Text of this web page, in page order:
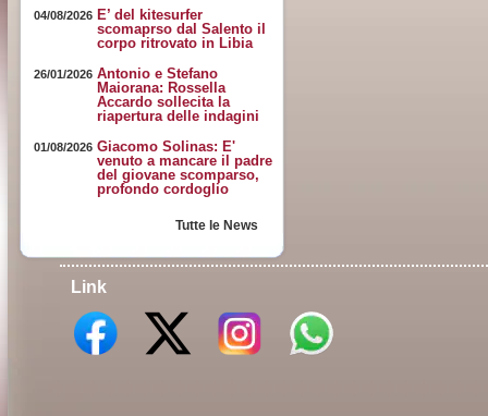
04/08/2026 E’ del kitesurfer
scomaprso dal Salento il
corpo ritrovato in Libia
26/01/2026 Antonio e Stefano
Maiorana: Rossella
Accardo sollecita la
riapertura delle indagini
01/08/2026 Giacomo Solinas: E'
venuto a mancare il padre
del giovane scomparso,
profondo cordoglio
Tutte le News
Link